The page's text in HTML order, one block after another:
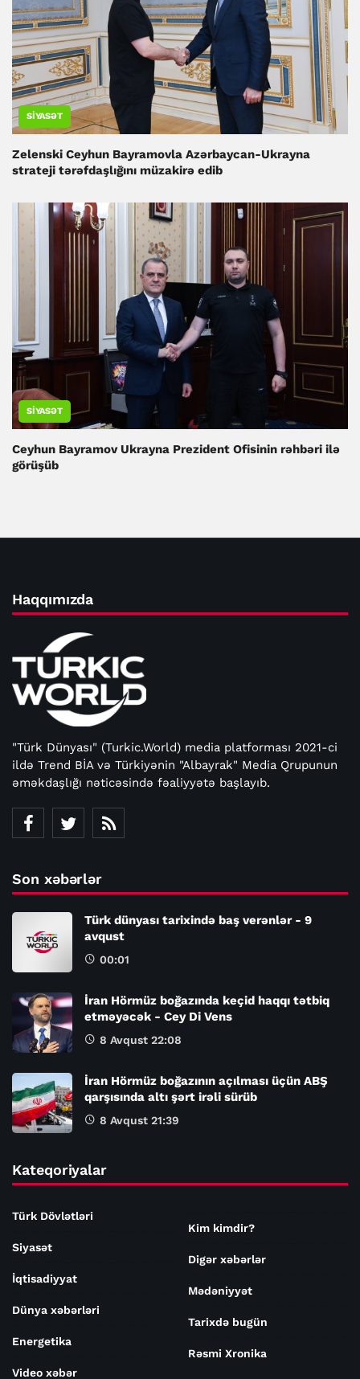
SIYASƏT
Zelenski Ceyhun Bayramovla Azərbaycan-Ukrayna
strateji tərəfdaşlığını müzakirə edib
SIYASƏT
Ceyhun Bayramov Ukrayna Prezident Ofisinin rəhbəri ilə
görüşüb
Haqqımızda
"Türk Dünyası" (Turkic.World) media platforması 2021-ci
ildə Trend BİA və Türkiyənin "Albayrak" Media Qrupunun
əməkdaşlığı nəticəsində fəaliyyətə başlayıb.
Son xəbərlər
Türk dünyası tarixində baş verənlər - 9
avqust
00:01
İran Hörmüz boğazında keçid haqqı tətbiq
etməyəcək - Cey Di Vens
8 Avqust 22:08
İran Hörmüz boğazının açılması üçün ABŞ
qarşısında altı şərt irəli sürüb
8 Avqust 21:39
Kateqoriyalar
Türk Dövlətləri
Siyasət
İqtisadiyyat
Dünya xəbərləri
Energetika
Video xəbər
Kim kimdir?
Digər xəbərlər
Mədəniyyət
Tarixdə bugün
Rəsmi Xronika